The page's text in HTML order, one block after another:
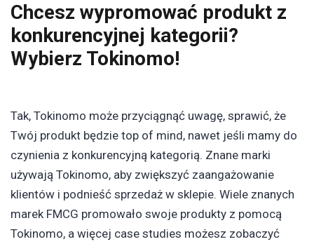
Chcesz wypromować produkt z
konkurencyjnej kategorii?
Wybierz Tokinomo!
Tak, Tokinomo może przyciągnąć uwagę, sprawić, że
Twój produkt będzie top of mind, nawet jeśli mamy do
czynienia z konkurencyjną kategorią. Znane marki
używają Tokinomo, aby zwiększyć zaangażowanie
klientów i podnieść sprzedaż w sklepie. Wiele znanych
marek FMCG promowało swoje produkty z pomocą
Tokinomo, a więcej case studies możesz zobaczyć